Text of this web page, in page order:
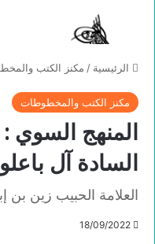
الرئيسية / مكنز الكتب
مكنز الكتب والمخطوطات
المنهج
السادة آل
العلامة الحبيب زين بن
18/09/2022